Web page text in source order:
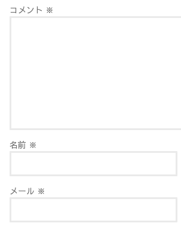
コメント ※
名前 ※
メール ※